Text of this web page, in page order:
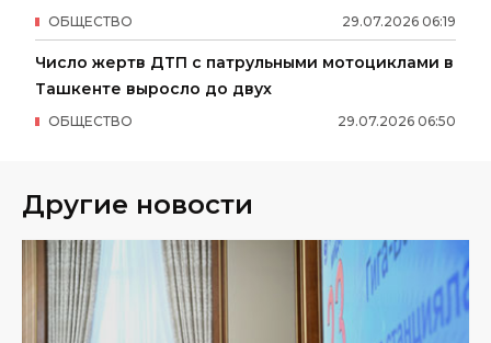
29.07.2026 06:19
ОБЩЕСТВО
Число жертв ДТП с патрульными мотоциклами в
Ташкенте выросло до двух
29.07.2026 06:50
ОБЩЕСТВО
Другие новости